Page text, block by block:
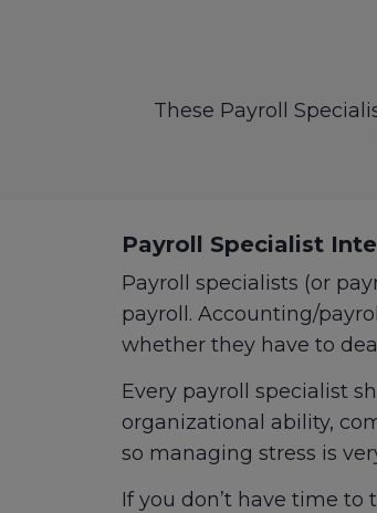
These Payroll
Payroll Specialist
Payroll specialists (or
payroll. Accounting/
whether they have to
Every payroll specialist
organizational ability,
so managing stress is
If you don’t have time